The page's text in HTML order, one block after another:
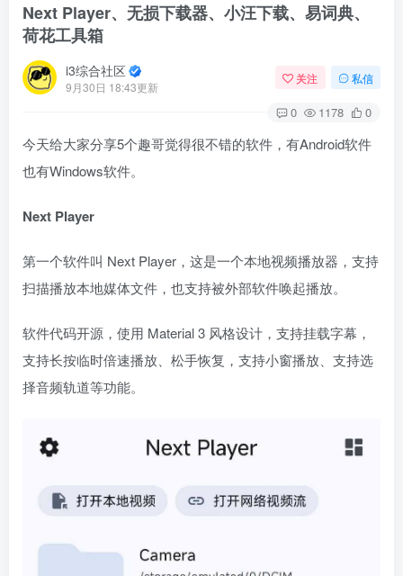
Next Player、无损下载器、小汪下载、易词典、
荷花工具箱
i3综合社区
9月30日 18:43更新
关注 私信
0 1178 0
今天给大家分享5个趣哥觉得很不错的软件，有Android软件
也有Windows软件。
Next Player
第一个软件叫 Next Player，这是一个本地视频播放器，支持
扫描播放本地媒体文件，也支持被外部软件唤起播放。
软件代码开源，使用 Material 3 风格设计，支持挂载字幕，
支持长按临时倍速播放、松手恢复，支持小窗播放、支持选
择音频轨道等功能。